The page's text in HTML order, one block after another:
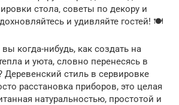
стола‚ советы по декору и
и удивляйте гостей! 🍽️
когда-нибудь, как создать на
и уюта, словно перенесясь в
Деревенский стиль в сервировке
расстановка приборов, это целая
натуральностью, простотой и